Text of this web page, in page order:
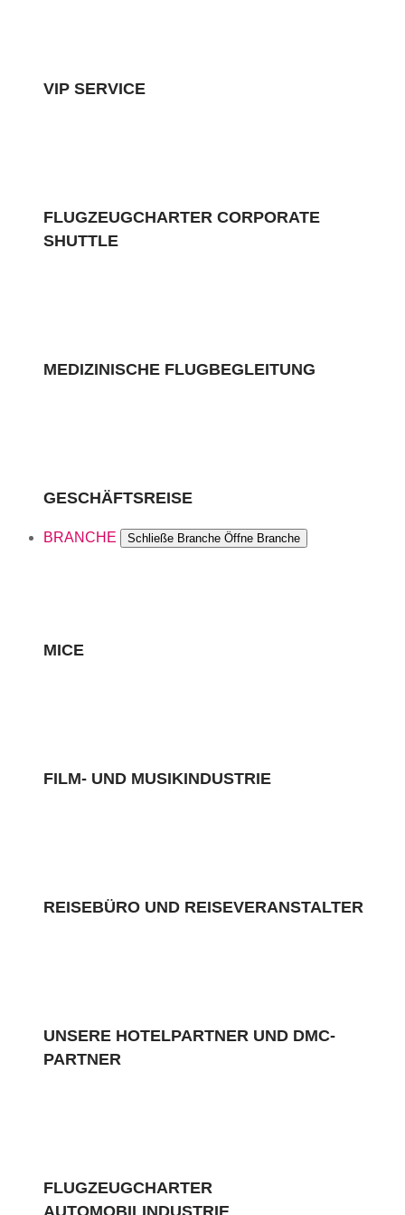
VIP SERVICE
FLUGZEUGCHARTER CORPORATE
SHUTTLE
MEDIZINISCHE FLUGBEGLEITUNG
GESCHÄFTSREISE
BRANCHE Schließe Branche Öffne Branche
MICE
FILM- UND MUSIKINDUSTRIE
REISEBÜRO UND REISEVERANSTALTER
UNSERE HOTELPARTNER UND DMC-
PARTNER
FLUGZEUGCHARTER
AUTOMOBILINDUSTRIE